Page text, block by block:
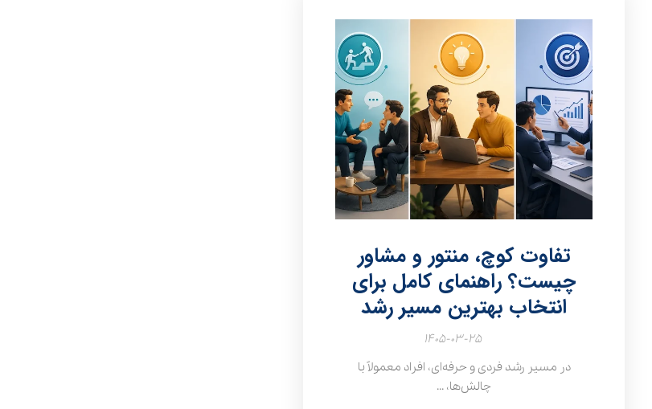
تفاوت کوچ، منتور و مشاور
چیست؟ راهنمای کامل برای
انتخاب بهترین مسیر رشد
۱۴۰۵-۰۳-۲۵
در مسیر رشد فردی و حرفه‌ای، افراد معمولاً با
چالش‌ها، ...